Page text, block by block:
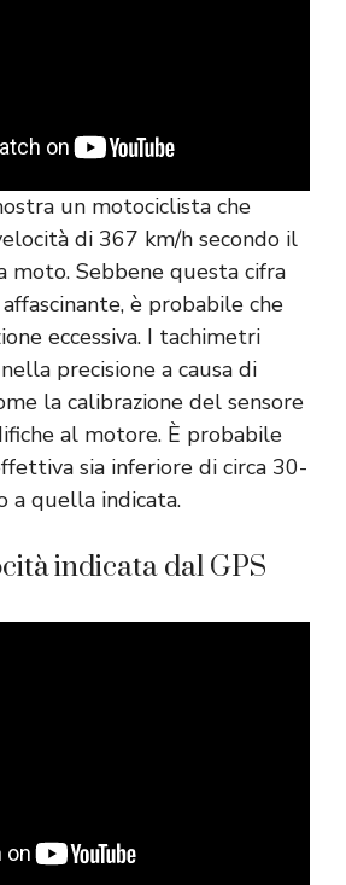
un motociclista che
di 367 km/h secondo il
moto. Sebbene questa cifra
è probabile che
eccessiva. I tachimetri
precisione a causa di
la calibrazione del sensore
al motore. È probabile
sia inferiore di circa 30-
a quella indicata.
indicata dal GPS